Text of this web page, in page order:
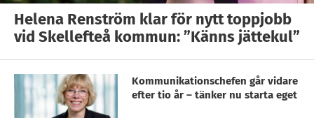
Helena Renström klar för nytt toppjobb
vid Skellefteå kommun: ”Känns jättekul”
Kommunikationschefen går vidare
efter tio år – tänker nu starta eget